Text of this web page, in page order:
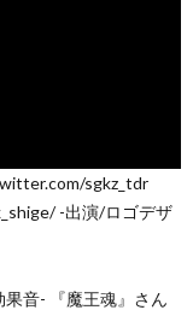
sgkz_tdr
-出演/ロゴデザ
音- 『魔王魂』さん